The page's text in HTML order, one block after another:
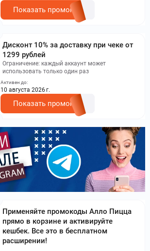
Показать промокод
Дисконт 10% за доставку при чеке от
1299 рублей
Ограничение: каждый аккаунт может
использовать только один раз
Активен до:
10 августа 2026 г.
Показать промокод
Применяйте промокоды Алло Пицца
прямо в корзине и активируйте
кешбек. Все это в бесплатном
расширении!